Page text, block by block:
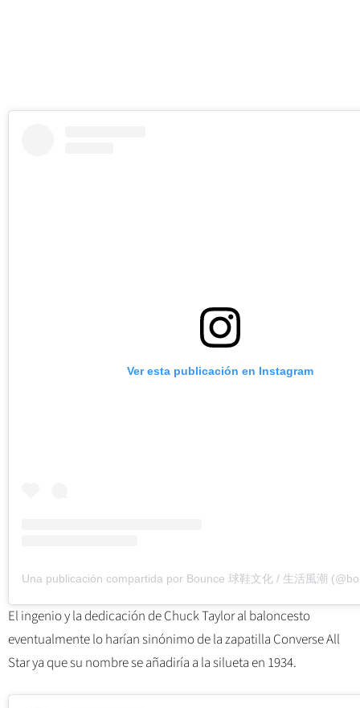
Ver esta publicación en Instagram
El ingenio y la dedicación de Chuck Taylor al baloncesto
eventualmente lo harían sinónimo de la zapatilla Converse All
Star ya que su nombre se añadiría a la silueta en 1934.